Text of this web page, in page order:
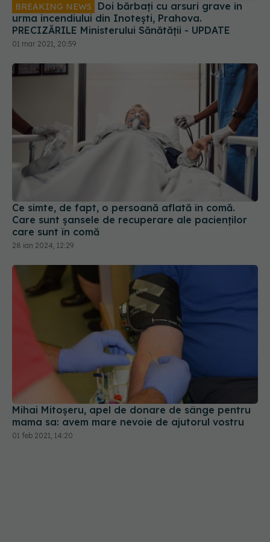
BREAKING NEWS
urma incendiului din Inotești, Prahova.
PRECIZĂRILE Ministerului Sănătății - UPDATE
01 mar 2021, 20:59
Ce simte, de fapt, o persoană aflată în comă.
Care sunt șansele de recuperare ale pacienților
care sunt în comă
28 ian 2024, 12:29
Mihai Mitoșeru, apel de donare de sânge pentru
mama sa: avem mare nevoie de ajutorul vostru
01 feb 2021, 14:20